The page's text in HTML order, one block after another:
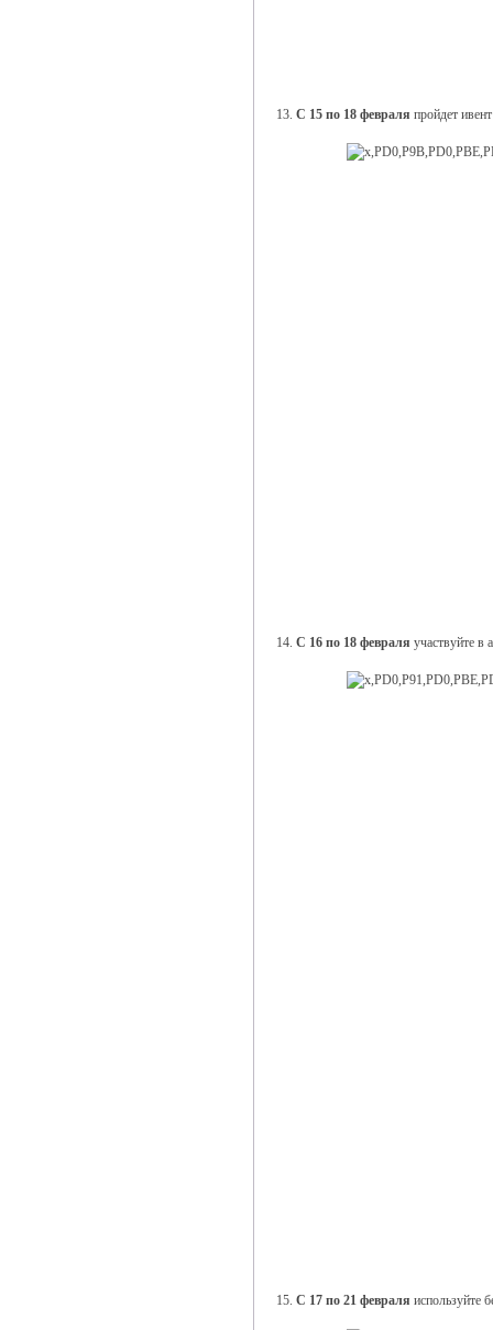
13. С 15 по 18 февраля пройдет
14. С 16 по 18 февраля участвуйте в
15. С 17 по 21 февраля используйте